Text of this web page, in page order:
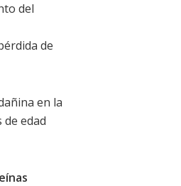
del
de
en la
edad